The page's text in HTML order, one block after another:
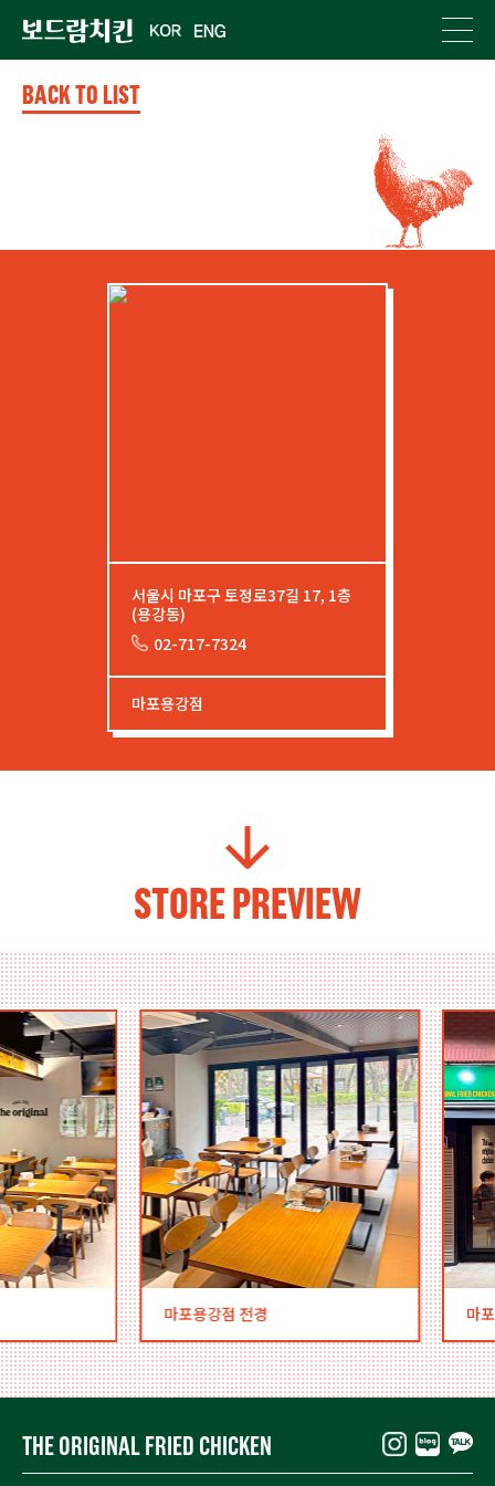
BACK TO LIST
서울시 마포구 토정로37길 17, 1층
(용강동)
02-717-7324
마포용강점
STORE PREVIEW
마포용강점 전경 마포용
THE ORIGINAL FRIED CHICKEN